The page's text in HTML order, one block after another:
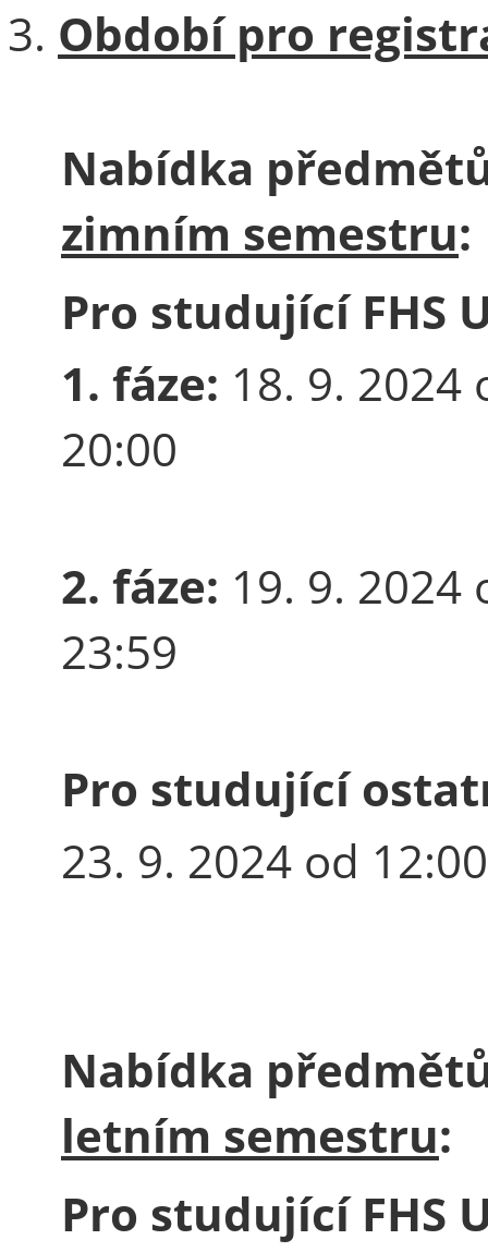
Období pro
Nabídka
zimním semestru:
Pro studující FHS
1. fáze: 18. 9. 2024
20:00
2. fáze: 19. 9. 2024
23:59
Pro studující
23. 9. 2024 od
Nabídka
letním semestru:
Pro studující FHS